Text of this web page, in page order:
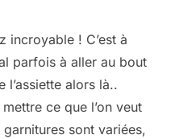
incroyable ! C’est à
parfois à aller au bout
l’assiette alors là..
ce que l’on veut
sont variées,